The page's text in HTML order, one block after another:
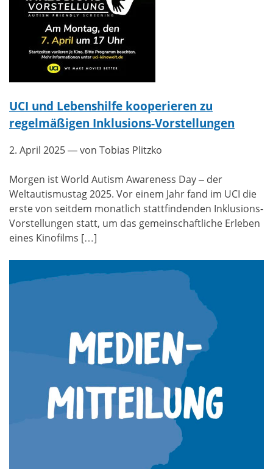
UCI und Lebenshilfe kooperieren zu
regelmäßigen Inklusions-Vorstellungen
2. April 2025— von Tobias Plitzko
Morgen ist World Autism Awareness Day – der
Weltautismustag 2025. Vor einem Jahr fand im UCI die
erste von seitdem monatlich stattfindenden Inklusions-
Vorstellungen statt, um das gemeinschaftliche Erleben
eines Kinofilms […]